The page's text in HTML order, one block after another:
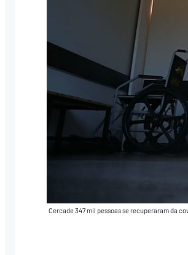
Cercade 347 mil pessoas se recuperaram da